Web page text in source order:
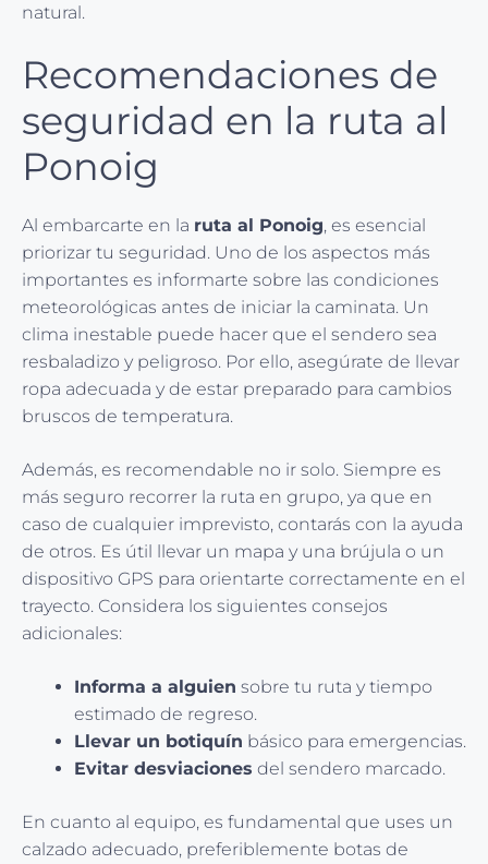
natural.
Recomendaciones de
seguridad en la ruta al
Ponoig
Al embarcarte en la ruta al Ponoig, es esencial
priorizar tu seguridad. Uno de los aspectos más
importantes es informarte sobre las condiciones
meteorológicas antes de iniciar la caminata. Un
clima inestable puede hacer que el sendero sea
resbaladizo y peligroso. Por ello, asegúrate de llevar
ropa adecuada y de estar preparado para cambios
bruscos de temperatura.
Además, es recomendable no ir solo. Siempre es
más seguro recorrer la ruta en grupo, ya que en
caso de cualquier imprevisto, contarás con la ayuda
de otros. Es útil llevar un mapa y una brújula o un
dispositivo GPS para orientarte correctamente en el
trayecto. Considera los siguientes consejos
adicionales:
Informa a alguien sobre tu ruta y tiempo
estimado de regreso.
Llevar un botiquín básico para emergencias.
Evitar desviaciones del sendero marcado.
En cuanto al equipo, es fundamental que uses un
calzado adecuado, preferiblemente botas de